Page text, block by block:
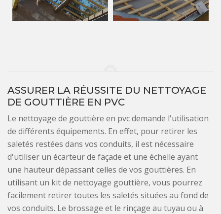
ASSURER LA RÉUSSITE DU NETTOYAGE
DE GOUTTIÈRE EN PVC
Le nettoyage de gouttière en pvc demande l'utilisation
de différents équipements. En effet, pour retirer les
saletés restées dans vos conduits, il est nécessaire
d'utiliser un écarteur de façade et une échelle ayant
une hauteur dépassant celles de vos gouttières. En
utilisant un kit de nettoyage gouttière, vous pourrez
facilement retirer toutes les saletés situées au fond de
vos conduits. Le brossage et le rinçage au tuyau ou à